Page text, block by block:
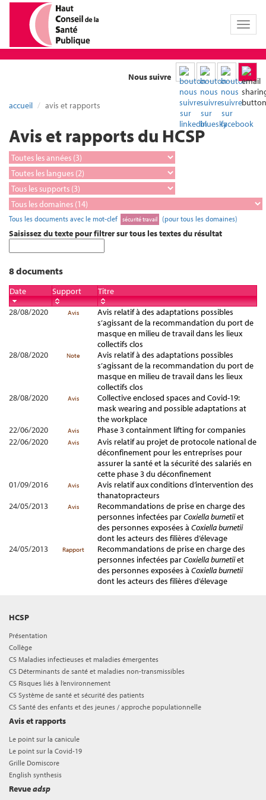
Toggle
Nous suivre
accueil avis et rapports
Avis et rapports du HCSP
Tous les documents avec le mot-clef sécurité travail (pour tous les domaines)
Saisissez du texte pour filtrer sur tous les textes du résultat
8 documents
Date Support
Titre
28/08/2020
Avis
Avis relatif à des adaptations possibles
s’agissant de la recommandation du port de
masque en milieu de travail dans les lieux
collectifs clos
28/08/2020
Note
Avis relatif à des adaptations possibles
s’agissant de la recommandation du port de
masque en milieu de travail dans les lieux
collectifs clos
28/08/2020
Avis
Collective enclosed spaces and Covid-19:
mask wearing and possible adaptations at
the workplace
22/06/2020
Avis
Phase 3 containment lifting for companies
22/06/2020
Avis
Avis relatif au projet de protocole national de
déconfinement pour les entreprises pour
assurer la santé et la sécurité des salariés en
cette phase 3 du déconfinement
01/09/2016
Avis
Avis relatif aux conditions d’intervention des
thanatopracteurs
24/05/2013
Avis
Recommandations de prise en charge des
personnes infectées parCoxiella burnetiiet
des personnes exposées à Coxiella burnetii
dont les acteurs des filières d’élevage
24/05/2013
Rapport
Recommandations de prise en charge des
personnes infectées parCoxiella burnetiiet
des personnes exposées à Coxiella burnetii
dont les acteurs des filières d’élevage
HCSP
Présentation
Collège
CS Maladies infectieuses et maladies émergentes
CS Déterminants de santé et maladies non-transmissibles
CS Risques liés à l’environnement
CS Système de santé et sécurité des patients
CS Santé des enfants et des jeunes / approche populationnelle
Avis et rapports
Le point sur la canicule
Le point sur la Covid-19
Grille Domiscore
English synthesis
Revueadsp